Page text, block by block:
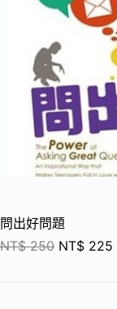
問出好問題
NT$250 NT$ 225